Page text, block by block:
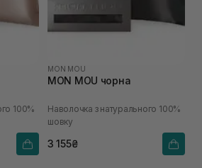
100%
MON MOU
MON MOU чорна
Наволочка з натурального 100%
шовку
3 155₴